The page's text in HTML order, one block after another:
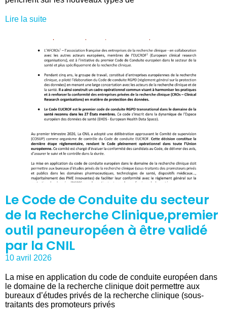
Lire la suite
Le Code de Conduite du secteur
de la Recherche Clinique,premier
outil paneuropéen à être validé
par la CNIL
10 avril 2026
La mise en application du code de conduite européen dans
le domaine de la recherche clinique doit permettre aux
bureaux d’études privés de la recherche clinique (sous-
traitants des promoteurs privés